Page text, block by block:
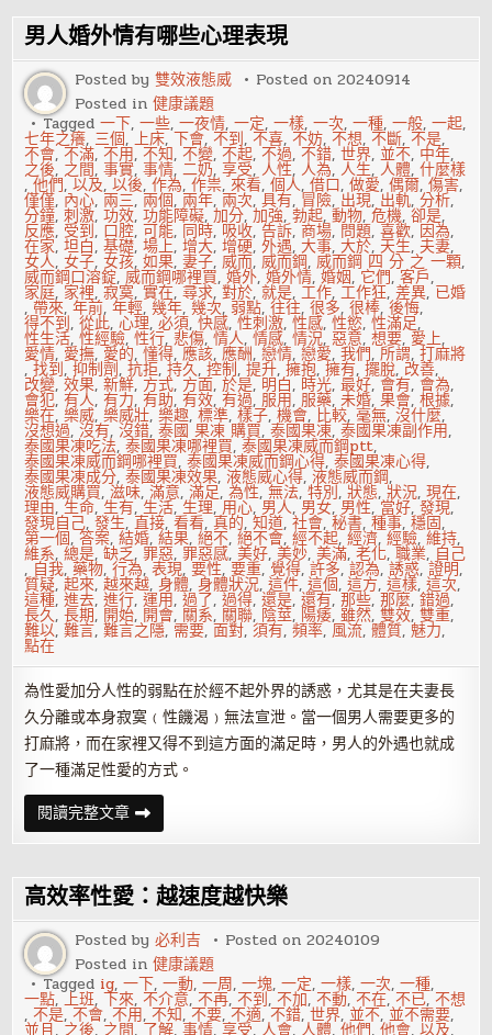
出
軌
有
什
麼
後
果
男人婚外情有哪些心理表現
Posted by雙效液態威 Posted on20240914
Posted in健康議題
Tagged一下,一些,一夜情,一定,一樣,一次,一種,一般,一起,
七年之癢, 三個,上床,下會,不到,不喜,不妨,不想,不斷,不是,
不會,不滿,不用,不知,不變,不起,不過,不錯,世界,並不, 中年,
之後, 之間,事實,事情,二奶,享受,人性,人為,人生,人體,什麼樣
,他們,以及,以後,作為,作祟,來看,個人,借口,做愛,偶爾,傷害,
僅僅, 內心, 兩三, 兩個, 兩年, 兩次,具有, 冒險, 出現, 出軌,分析,
分鐘,刺激,功效,功能障礙,加分,加強,勃起,動物,危機,卻是,
反應, 受到, 口腔,可能, 同時, 吸收,告訴,商場, 問題,喜歡, 因為,
在家,坦白,基礎,場上,增大,增硬,外遇,大事,大於, 天生, 夫妻,
女人,女子,女孩,如果,妻子,威而,威而鋼,威而鋼 四 分 之 一顆,
威而鋼口溶錠,威而鋼哪裡買,婚外,婚外情,婚姻, 它們,客戶,
家庭, 家裡,寂寞,實在,尋求,對於,就是,工作,工作狂,差異, 已婚
,帶來,年前,年輕,幾年,幾次,弱點,往往,很多,很棒,後悔,
得不到,從此,心理,必須,快感,性刺激,性感,性慾,性滿足,
性生活,性經驗,性行,悲傷,情人,情感,情況,惡意,想要, 愛上,
愛情, 愛撫, 愛的,懂得,應該,應酬,戀情,戀愛,我們,所謂,打麻將
,找到,抑制劑,抗拒,持久,控制,提升,擁抱,擁有,擺脫, 改善,
改變,效果,新鮮, 方式, 方面,於是, 明白, 時光,最好, 會有, 會為,
會犯,有人,有力,有助,有效,有過,服用,服藥,未婚,果會,根據,
樂在,樂威,樂威壯,樂趣,標準,樣子,機會, 比較,毫無,沒什麼,
沒想過,沒有,沒錯,泰國 果凍 購買,泰國果凍,泰國果凍副作用,
泰國果凍吃法,泰國果凍哪裡買,泰國果凍威而鋼ptt,
泰國果凍威而鋼哪裡買,泰國果凍威而鋼心得,泰國果凍心得,
泰國果凍成分,泰國果凍效果,液態威心得,液態威而鋼,
液態威購買,滋味,滿意,滿足,為性,無法,特別,狀態,狀況,現在,
理由,生命,生有,生活,生理, 用心, 男人, 男女, 男性, 當好,發現,
發現自己,發生,直接,看看,真的,知道,社會,秘書,種事,穩固,
第一個,答案,結婚,結果,絕不,絕不會,經不起,經濟,經驗,維持,
維系,總是,缺乏,罪惡,罪惡感,美好,美妙,美滿,老化,職業, 自己
, 自我,藥物,行為,表現,要性,要重, 覺得,許多,認為,誘惑,證明,
質疑,起來,越來越,身體,身體狀況,這件,這個,這方,這樣,這次,
這種,進去,進行,運用,過了,過得,還是,還有,那些,那麼,錯過,
長久,長期, 開始, 開會, 關系, 關聯, 陰莖, 陽痿,雖然,雙效,雙重,
難以,難言,難言之隱, 需要,面對,須有,頻率, 風流,體質, 魅力,
點在
為性愛加分人性的弱點在於經不起外界的誘惑，尤其是在夫妻長
久分離或本身寂寞﹙性饑渴﹚無法宣泄。當一個男人需要更多的
打麻將，而在家裡又得不到這方面的滿足時，男人的外遇也就成
了一種滿足性愛的方式。
閱讀完整文章男
人
婚
情
有
哪
些
心
理
表
現
高效率性愛：越速度越快樂
Posted by必利吉 Posted on20240109
Posted in健康議題
Tagged ig,一下,一動,一周,一塊,一定,一樣,一次,一種,
一點,上班,下來,不介意,不再,不到,不加,不動,不在,不已,不想
,不是,不會,不用,不知,不要,不適,不錯,世界,並不,並不需要,
並且, 之後, 之間, 了解,事情,享受, 人會, 人體,他們,他會,以及,